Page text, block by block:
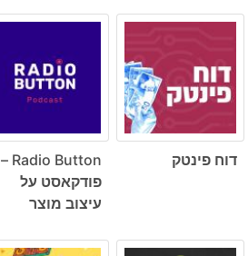
דוח פינטק
Radio Button –
פודקאסט על
עיצוב מוצר